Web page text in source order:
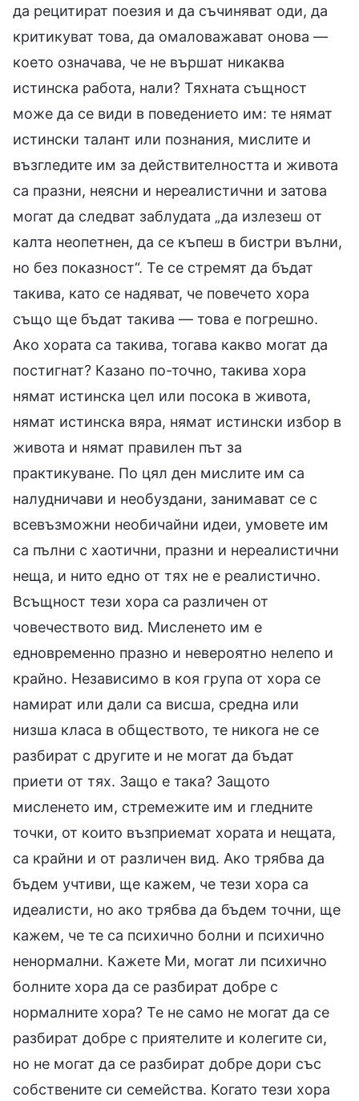
да рецитират поезия и да съчиняват оди, да
критикуват това, да омаловажават онова —
което означава, че не вършат никаква
истинска работа, нали? Тяхната същност
може да се види в поведението им: те нямат
истински талант или познания, мислите и
възгледите им за действителността и живота
са празни, неясни и нереалистични и затова
могат да следват заблудата „да излезеш от
калта неопетнен, да се къпеш в бистри вълни,
но без показност“. Те се стремят да бъдат
такива, като се надяват, че повечето хора
също ще бъдат такива — това е погрешно.
Ако хората са такива, тогава какво могат да
постигнат? Казано по-точно, такива хора
нямат истинска цел или посока в живота,
нямат истинска вяра, нямат истински избор в
живота и нямат правилен път за
практикуване. По цял ден мислите им са
налудничави и необуздани, занимават се с
всевъзможни необичайни идеи, умовете им
са пълни с хаотични, празни и нереалистични
неща, и нито едно от тях не е реалистично.
Всъщност тези хора са различен от
човечеството вид. Мисленето им е
едновременно празно и невероятно нелепо и
крайно. Независимо в коя група от хора се
намират или дали са висша, средна или
низша класа в обществото, те никога не се
разбират с другите и не могат да бъдат
приети от тях. Защо е така? Защото
мисленето им, стремежите им и гледните
точки, от които възприемат хората и нещата,
са крайни и от различен вид. Ако трябва да
бъдем учтиви, ще кажем, че тези хора са
идеалисти, но ако трябва да бъдем точни, ще
кажем, че те са психично болни и психично
ненормални. Кажете Ми, могат ли психично
болните хора да се разбират добре с
нормалните хора? Те не само не могат да се
разбират добре с приятелите и колегите си,
но не могат да се разбират добре дори със
собствените си семейства. Когато тези хора